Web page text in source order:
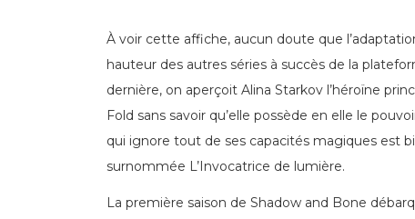
À voir cette affiche, aucun doute que
hauteur des autres séries à succès de la
dernière, on aperçoit Alina Starkov l’héroïne
Fold sans savoir qu’elle possède en elle le
qui ignore tout de ses capacités magiques est
surnommée L’Invocatrice de lumière.
La première saison de Shadow and Bone